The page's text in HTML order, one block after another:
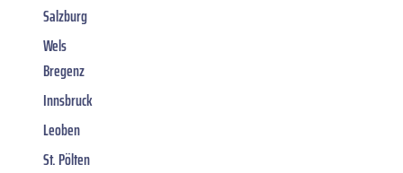
Salzburg
Wels
Bregenz
Innsbruck
Leoben
St. Pölten